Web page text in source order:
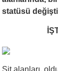
statüsü
Sit alanları,